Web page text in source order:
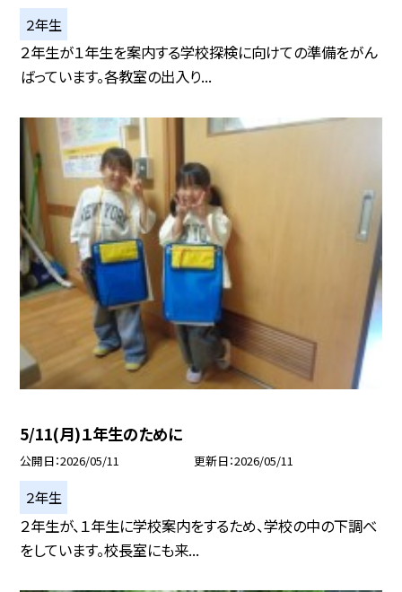
２年生
２年生が１年生を案内する学校探検に向けての準備をがん
ばっています。各教室の出入り...
5/11(月)１年生のために
公開日 2026/05/11 更新日 2026/05/11
２年生
２年生が、１年生に学校案内をするため、学校の中の下調べ
をしています。校長室にも来...